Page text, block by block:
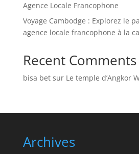
Agence Locale Francophone
Voyage Cambodge : Explorez le
agence locale francophone à la
Recent Comments
bisa betsur Le temple d’Angkor
Archives